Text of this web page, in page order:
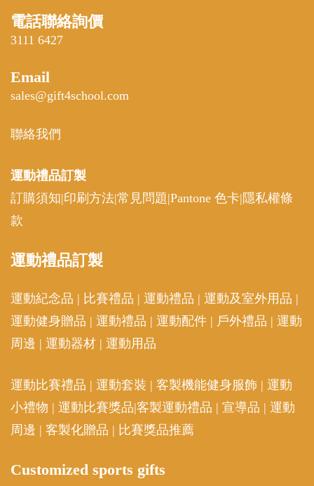
電話聯絡詢價
3111 6427
Email
sales@gift4school.com
聯絡我們
運動禮品訂製
訂購須知|印刷方法|常見問題|Pantone 色卡| 隱私權條
款
運動禮品訂製
運動紀念品 | 比賽禮品 | 運動禮品 | 運動及室外用品 |
運動健身贈品 | 運動禮品 | 運動配件 | 戶外禮品 | 運動
周邊 | 運動器材 | 運動用品
運動比賽禮品 | 運動套裝 | 客製機能健身服飾 | 運動
小禮物 | 運動比賽獎品|客製運動禮品 | 宣導品 | 運動
周邊 | 客製化贈品 | 比賽獎品推薦
Customized sports gifts